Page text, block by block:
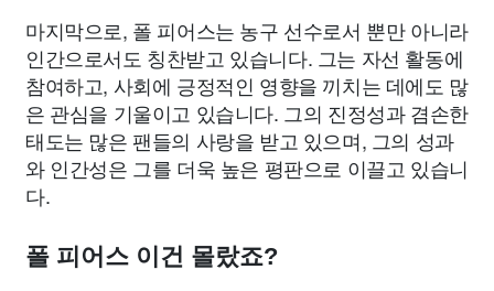
마지막으로, 폴 피어스는 농구 선수로서 뿐만 아니라
인간으로서도 칭찬받고 있습니다. 그는 자선 활동에
참여하고, 사회에 긍정적인 영향을 끼치는 데에도 많
은 관심을 기울이고 있습니다. 그의 진정성과 겸손한
태도는 많은 팬들의 사랑을 받고 있으며, 그의 성과
와 인간성은 그를 더욱 높은 평판으로 이끌고 있습니
다.
폴 피어스 이건 몰랐죠?